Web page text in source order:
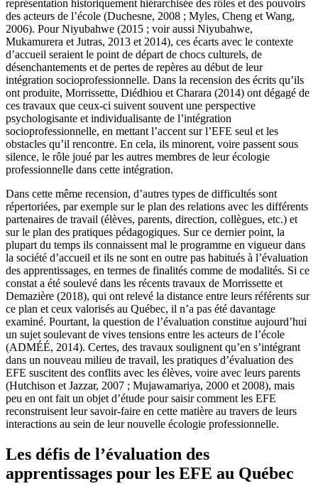
représentation historiquement hiérarchisée des rôles et des pouvoirs
des acteurs de l’école (Duchesne, 2008 ; Myles, Cheng et Wang,
2006). Pour Niyubahwe (2015 ; voir aussi Niyubahwe,
Mukamurera et Jutras, 2013 et 2014), ces écarts avec le contexte
d’accueil seraient le point de départ de chocs culturels, de
désenchantements et de pertes de repères au début de leur
intégration socioprofessionnelle. Dans la recension des écrits qu’ils
ont produite, Morrissette, Diédhiou et Charara (2014) ont dégagé de
ces travaux que ceux-ci suivent souvent une perspective
psychologisante et individualisante de l’intégration
socioprofessionnelle, en mettant l’accent sur l’EFE seul et les
obstacles qu’il rencontre. En cela, ils minorent, voire passent sous
silence, le rôle joué par les autres membres de leur écologie
professionnelle dans cette intégration.
Dans cette même recension, d’autres types de difficultés sont
répertoriées, par exemple sur le plan des relations avec les différents
partenaires de travail (élèves, parents, direction, collègues, etc.) et
sur le plan des pratiques pédagogiques. Sur ce dernier point, la
plupart du temps ils connaissent mal le programme en vigueur dans
la société d’accueil et ils ne sont en outre pas habitués à l’évaluation
des apprentissages, en termes de finalités comme de modalités. Si ce
constat a été soulevé dans les récents travaux de Morrissette et
Demazière (2018), qui ont relevé la distance entre leurs référents sur
ce plan et ceux valorisés au Québec, il n’a pas été davantage
examiné. Pourtant, la question de l’évaluation constitue aujourd’hui
un sujet soulevant de vives tensions entre les acteurs de l’école
(ADMÉÉ, 2014). Certes, des travaux soulignent qu’en s’intégrant
dans un nouveau milieu de travail, les pratiques d’évaluation des
EFE suscitent des conflits avec les élèves, voire avec leurs parents
(Hutchison et Jazzar, 2007 ; Mujawamariya, 2000 et 2008), mais
peu en ont fait un objet d’étude pour saisir comment les EFE
reconstruisent leur savoir-faire en cette matière au travers de leurs
interactions au sein de leur nouvelle écologie professionnelle.
Les défis de l’évaluation des
apprentissages pour les EFE au Québec